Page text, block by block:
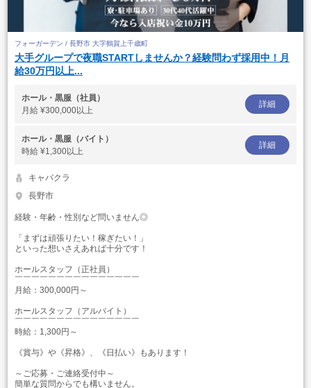
フォーガーデン / 長野市 大字鶴賀上千歳町
大手グループで夜職STARTしませんか？経験問わず採用中！月
給30万円以上...
ホール・黒服（社員）
月給 ¥300,000以上
詳細
ホール・黒服（バイト）
時給 ¥1,300以上
詳細
キャバクラ
長野市
経験・年齢・性別など問いません◎
「まずは頑張りたい！稼ぎたい！」
といった想いさえあれば十分です！
ホールスタッフ（正社員）
￣￣￣￣￣￣￣￣￣￣￣￣￣￣￣
月給：300,000円～
ホールスタッフ（アルバイト）
￣￣￣￣￣￣￣￣￣￣￣￣￣￣￣
時給：1,300円～
《賞与》や《昇格》、《日払い》もあります！
～ご応募・ご連絡受付中～
簡単な質問からでも構いません。